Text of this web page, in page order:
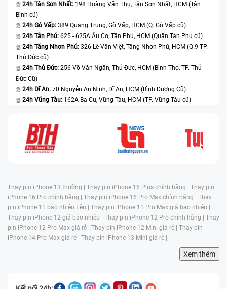
24h Tân Sơn Nhất: 198 Hoàng Văn Thụ, Tân Sơn Nhất, HCM (Tân
Bình cũ)
24h Gò Vấp: 389 Quang Trung, Gò Vấp, HCM (Q. Gò Vấp cũ)
24h Tân Phú: 625 - 625A Âu Cơ, Tân Phú, HCM (Quận Tân Phú cũ)
24h Tăng Nhơn Phú: 326 Lê Văn Việt, Tăng Nhơn Phú, HCM (Q.9 TP.
Thủ Đức cũ)
24h Thủ Đức: 256 Võ Văn Ngân, Thủ Đức, HCM (Bình Thọ, TP. Thủ
Đức Cũ)
24h Dĩ An: 70 Nguyễn An Ninh, Dĩ An, HCM (Bình Dương Cũ)
24h Vũng Tàu: 162A Ba Cu, Vũng Tàu, HCM (TP. Vũng Tàu cũ)
Thay pin iPhone 13 thường | Thay pin iPhone 16 Plus chính hãng | Thay pin
iPhone 16 Pro chính hãng | Thay pin iPhone 16 Pro Max chính hãng | Thay
pin iPhone 11 bao nhiêu tiền | Thay pin iPhone 11 Pro Max giá bao nhiêu |
Thay pin iPhone 12 giá bao nhiêu | Thay pin iPhone 12 Pro chính hãng | Thay
pin iPhone 12 Pro Max giá rẻ | Thay pin iPhone 12 Mini giá rẻ | Thay pin
iPhone 14 Pro Max giá rẻ | Thay pin iPhone 13 Mini giá rẻ |
Xem thêm